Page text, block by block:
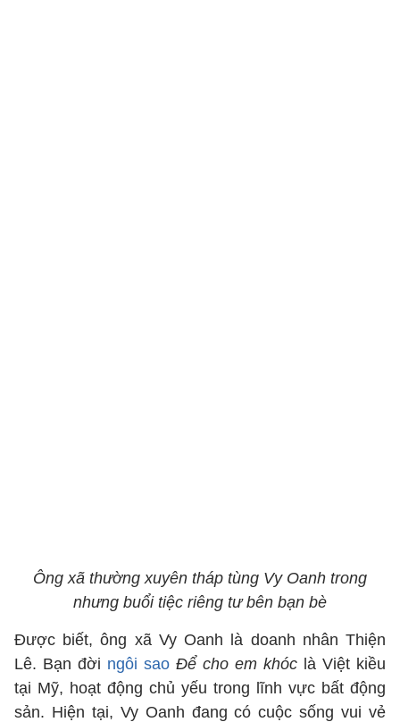
Ông xã thường xuyên tháp tùng Vy Oanh trong
nhưng buổi tiệc riêng tư bên bạn bè
Được biết, ông xã Vy Oanh là doanh nhân Thiện
Lê. Bạn đời ngôi sao Để cho em khóc là Việt kiều
tại Mỹ, hoạt động chủ yếu trong lĩnh vực bất động
sản. Hiện tại, Vy Oanh đang có cuộc sống vui vẻ